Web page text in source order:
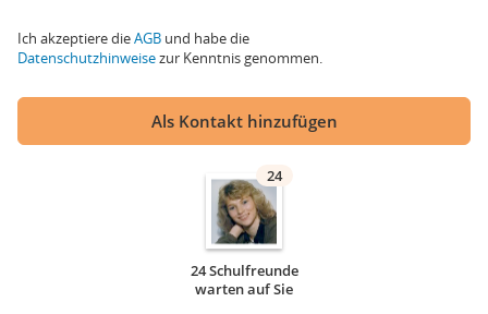
Ich akzeptiere dieAGB und habe die
Datenschutzhinweisezur Kenntnis genommen.
Als Kontakt hinzufügen
24
24 Schulfreunde
warten auf Sie